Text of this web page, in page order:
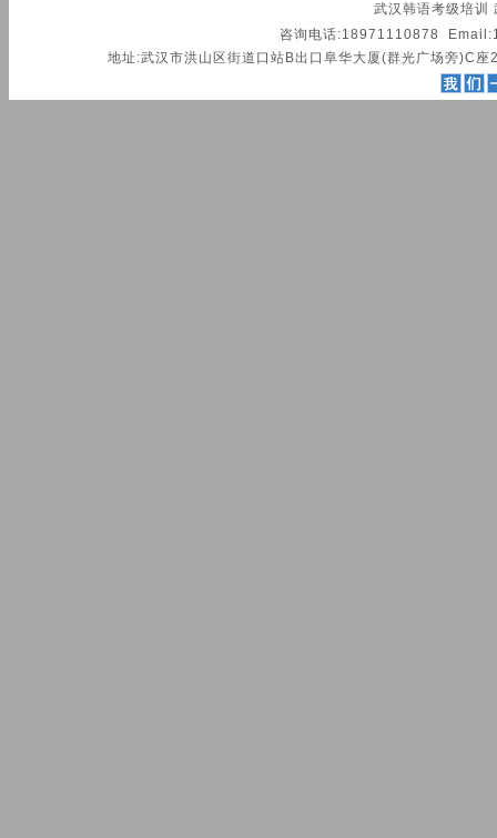
武汉韩语考级培训
咨询电话:18971110878
地址:武汉市洪山区街道口站B出口阜华大厦(群光广场旁)C